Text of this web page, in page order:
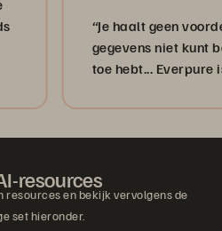
“Je haalt geen voordeel uit
gegevens niet kunt
toe hebt... Everpure is
resources
resources en bekijk vervolgens de
set hieronder.